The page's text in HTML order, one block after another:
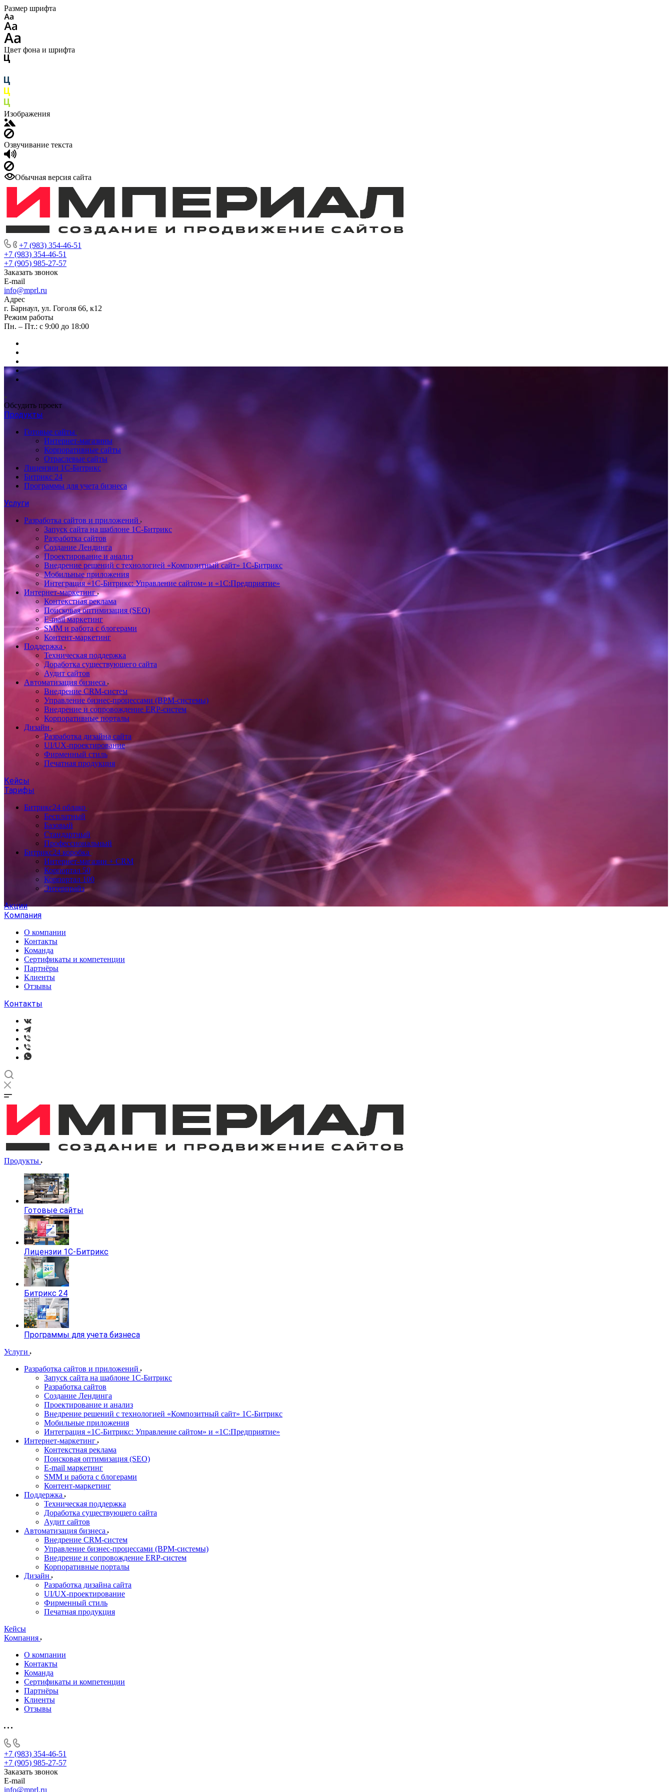
Размер шрифта
Цвет фона и шрифта
Изображения
Озвучивание текста
Обычная версия сайта
+7 (983) 354-46-51
+7 (983) 354-46-51
+7 (905) 985-27-57
Заказать звонок
E-mail
info@mprl.ru
Адрес
г. Барнаул, ул. Гоголя 66, к12
Режим работы
Пн. – Пт.: с 9:00 до 18:00
Обсудить проект
Продукты
Готовые сайты
Интернет-магазины
Корпоративные сайты
Отраслевые сайты
Лицензии 1С-Битрикс
Битрикс 24
Программы для учета бизнеса
Услуги
Разработка сайтов и приложений
Запуск сайта на шаблоне 1С-Битрикс
Разработка сайтов
Создание Лендинга
Проектирование и анализ
Внедрение решений с технологией «Композитный сайт» 1С-Битрикс
Мобильные приложения
Интеграция «1С-Битрикс: Управление сайтом» и «1С:Предприятие»
Интернет-маркетинг
Контекстная реклама
Поисковая оптимизация (SEO)
E-mail маркетинг
SMM и работа с блогерами
Контент-маркетинг
Поддержка
Техническая поддержка
Доработка существующего сайта
Аудит сайтов
Автоматизация бизнеса
Внедрение CRM-систем
Управление бизнес-процессами (BPM-системы)
Внедрение и сопровождение ERP-систем
Корпоративные порталы
Дизайн
Разработка дизайна сайта
UI/UX-проектирование
Фирменный стиль
Печатная продукция
Кейсы
Тарифы
Битрикс24 облако
Бесплатный
Базовый
Стандартный
Профессиональный
Битрикс24 коробка
Интернет-магазин + CRM
Корпортал 50
Корпортал 100
Энтерпрайз
Акции
Компания
О компании
Контакты
Команда
Сертификаты и компетенции
Партнёры
Клиенты
Отзывы
Контакты
Продукты
Готовые сайты
Лицензии 1С-Битрикс
Битрикс 24
Программы для учета бизнеса
Услуги
Разработка сайтов и приложений
Запуск сайта на шаблоне 1С-Битрикс
Разработка сайтов
Создание Лендинга
Проектирование и анализ
Внедрение решений с технологией «Композитный сайт» 1С-Битрикс
Мобильные приложения
Интеграция «1С-Битрикс: Управление сайтом» и «1С:Предприятие»
Интернет-маркетинг
Контекстная реклама
Поисковая оптимизация (SEO)
E-mail маркетинг
SMM и работа с блогерами
Контент-маркетинг
Поддержка
Техническая поддержка
Доработка существующего сайта
Аудит сайтов
Автоматизация бизнеса
Внедрение CRM-систем
Управление бизнес-процессами (BPM-системы)
Внедрение и сопровождение ERP-систем
Корпоративные порталы
Дизайн
Разработка дизайна сайта
UI/UX-проектирование
Фирменный стиль
Печатная продукция
Кейсы
Компания
О компании
Контакты
Команда
Сертификаты и компетенции
Партнёры
Клиенты
Отзывы
+7 (983) 354-46-51
+7 (905) 985-27-57
Заказать звонок
E-mail
info@mprl.ru